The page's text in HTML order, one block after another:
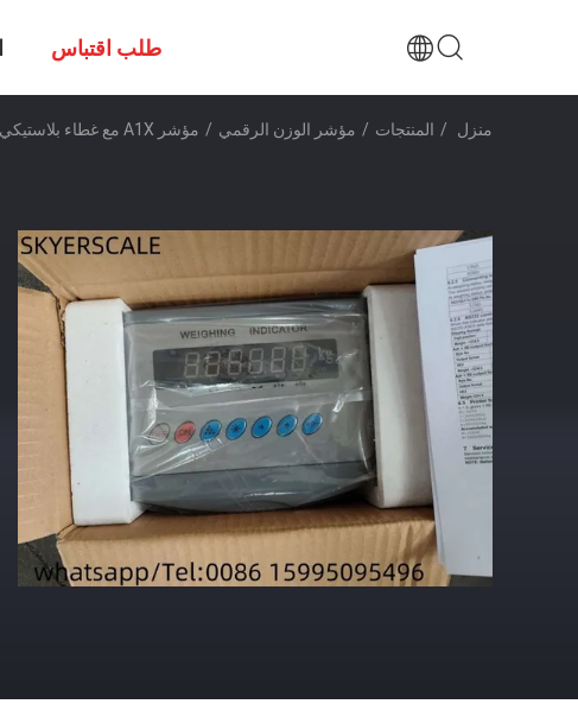
طلب اقتباس
منزل / المنتجات / مؤشر الوزن الرقمي / مؤشر A1X مع غطاء بلاستيكي للميزان الأرضي وميزان المقاعد الموزون مع وظيفة الاحتفاظ التلقائي